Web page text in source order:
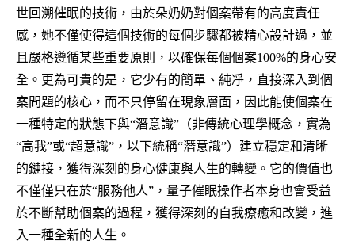
世回溯催眠的技術，由於朵奶奶對個案帶有的高度責任
感，她不僅使得這個技術的每個步驟都被精心設計過，並
且嚴格遵循某些重要原則，以確保每個個案100%的身心安
全。更為可貴的是，它少有的簡單、純凈，直接深入到個
案問題的核心，而不只停留在現象層面，因此能使個案在
一種特定的狀態下與“潛意識”（非傳統心理學概念，實為
“高我”或“超意識”，以下統稱“潛意識”）建立穩定和清晰
的鏈接，獲得深刻的身心健康與人生的轉變。它的價值也
不僅僅只在於“服務他人”，量子催眠操作者本身也會受益
於不斷幫助個案的過程，獲得深刻的自我療癒和改變，進
入一種全新的人生。